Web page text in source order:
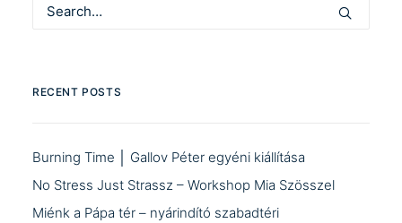
RECENT POSTS
Burning Time │ Gallov Péter egyéni kiállítása
No Stress Just Strassz – Workshop Mia Szösszel
Miénk a Pápa tér – nyárindító szabadtéri